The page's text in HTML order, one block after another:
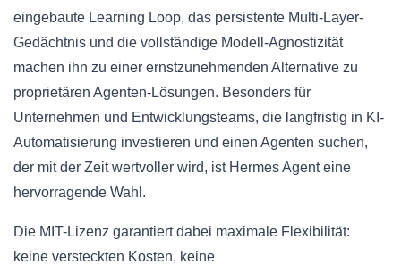
eingebaute Learning Loop, das persistente Multi-Layer-
Gedächtnis und die vollständige Modell-Agnostizität
machen ihn zu einer ernstzunehmenden Alternative zu
proprietären Agenten-Lösungen. Besonders für
Unternehmen und Entwicklungsteams, die langfristig in KI-
Automatisierung investieren und einen Agenten suchen,
der mit der Zeit wertvoller wird, ist Hermes Agent eine
hervorragende Wahl.
Die MIT-Lizenz garantiert dabei maximale Flexibilität:
keine versteckten Kosten, keine